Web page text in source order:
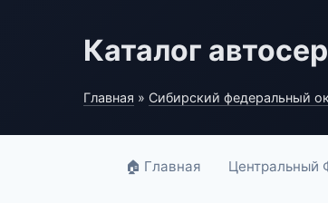
Каталог
Главная » Сибирский федеральный
🏠 Главная Центральный